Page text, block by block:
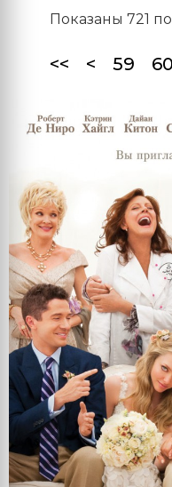
Показаны 721
<< < 59 60